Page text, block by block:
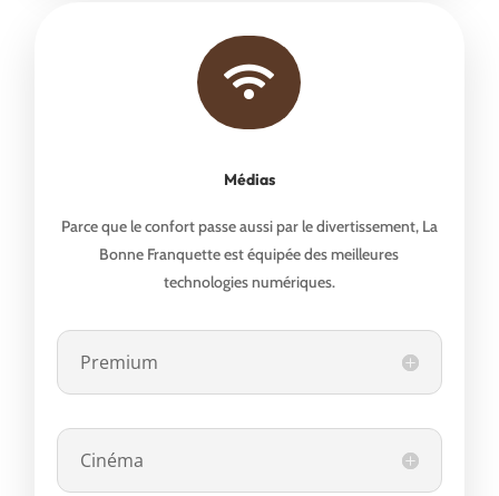

Médias
Parce que le confort passe aussi par le divertissement, La
Bonne Franquette est équipée des meilleures
technologies numériques.
Premium
Cinéma